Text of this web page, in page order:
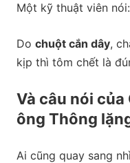
Một kỹ thuật viên nói:
Do chuột cắn dây,
kịp thì tôm chết là
Và câu nói
ông Thông
Ai cũng quay sang